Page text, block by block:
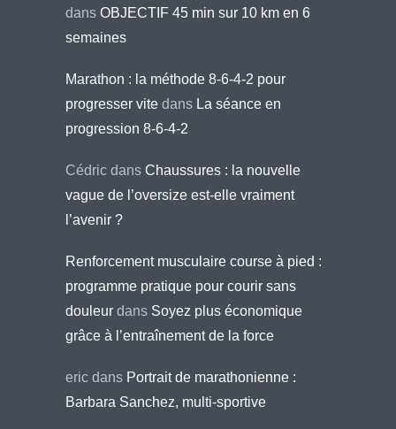
dans OBJECTIF 45 min sur 10 km en 6
semaines
Marathon : la méthode 8-6-4-2 pour
progresser vite dans La séance en
progression 8-6-4-2
Cédric dans Chaussures : la nouvelle
vague de l’oversize est-elle vraiment
l’avenir ?
Renforcement musculaire course à pied :
programme pratique pour courir sans
douleur dans Soyez plus économique
grâce à l’entraînement de la force
eric dans Portrait de marathonienne :
Barbara Sanchez, multi-sportive